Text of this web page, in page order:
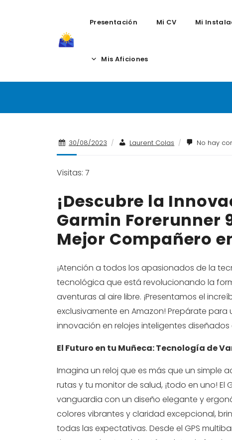
Presentación Mi CV Mi
Mis Aficiones
30/08/2023 / Laurent Colas / No hay
Visitas: 7
¡Descubre la
Garmin Forerunner
Mejor Compañero
¡Atención a todos los apasionados de la
tecnológica que está revolucionando la
aventuras al aire libre. ¡Presentamos el
exclusivamente en Amazon! Prepárate
innovación en relojes inteligentes
El Futuro en tu Muñeca: Tecnología de
Imagina un reloj que es más que un simple
rutas y tu monitor de salud, ¡todo en uno!
vanguardia con un diseño elegante y
colores vibrantes y claridad excepcional,
todas las expectativas. Desde el GPS